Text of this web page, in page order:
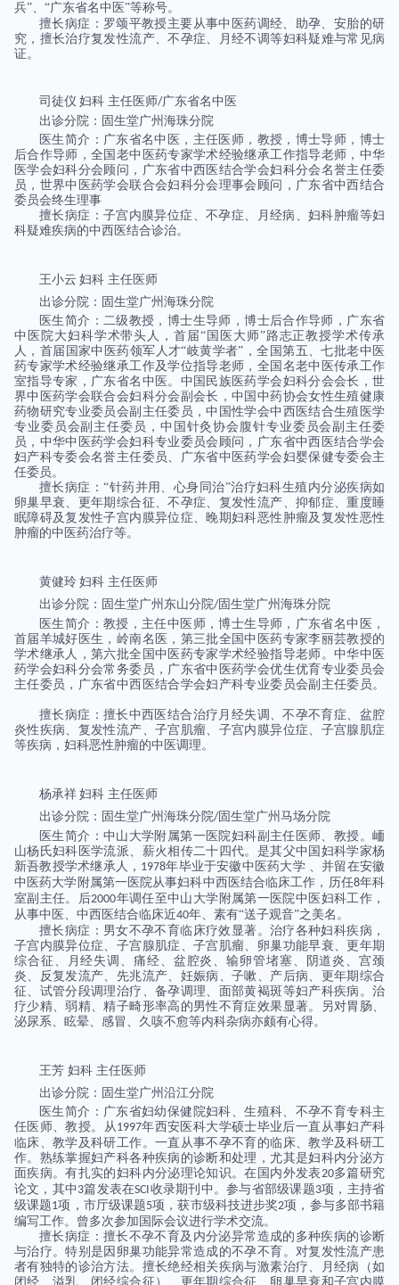
兵”、“广东省名中医”等称号。
擅长病症：罗颂平教授主要从事中医药调经、助孕、安胎的研
究，擅长治疗复发性流产、不孕症、月经不调等妇科疑难与常见病
证。
司徒仪 妇科 主任医师/广东省名中医
出诊分院：固生堂广州海珠分院
医生简介：广东省名中医，主任医师，教授，博士导师，博士
后合作导师，全国老中医药专家学术经验继承工作指导老师，中华
医学会妇科分会顾问，广东省中西医结合学会妇科分会名誉主任委
员，世界中医药学会联合会妇科分会理事会顾问，广东省中西结合
委员会终生理事
擅长病症：子宫内膜异位症、不孕症、月经病、妇科肿瘤等妇
科疑难疾病的中西医结合诊治。
王小云 妇科 主任医师
出诊分院：固生堂广州海珠分院
医生简介：二级教授，博士生导师，博士后合作导师，广东省
中医院大妇科学术带头人，首届“国医大师”路志正教授学术传承
人，首届国家中医药领军人才“岐黄学者”，全国第五、七批老中医
药专家学术经验继承工作及学位指导老师，全国名老中医传承工作
室指导专家，广东省名中医。中国民族医药学会妇科分会会长，世
界中医药学会联合会妇科分会副会长，中国中药协会女性生殖健康
药物研究专业委员会副主任委员，中国性学会中西医结合生殖医学
专业委员会副主任委员，中国针灸协会腹针专业委员会副主任委
员，中华中医药学会妇科专业委员会顾问，广东省中西医结合学会
妇产科专委会名誉主任委员、广东省中医药学会妇婴保健专委会主
任委员。
擅长病症：“针药并用、心身同治”治疗妇科生殖内分泌疾病如
卵巢早衰、更年期综合征、不孕症、复发性流产、抑郁症、重度睡
眠障碍及复发性子宫内膜异位症、晚期妇科恶性肿瘤及复发性恶性
肿瘤的中医药治疗等。
黄健玲 妇科 主任医师
出诊分院：固生堂广州东山分院/固生堂广州海珠分院
医生简介：教授，主任中医师，博士生导师，广东省名中医，
首届羊城好医生，岭南名医，第三批全国中医药专家李丽芸教授的
学术继承人，第六批全国中医药专家学术经验指导老师。中华中医
药学会妇科分会常务委员，广东省中医药学会优生优育专业委员会
主任委员，广东省中西医结合学会妇产科专业委员会副主任委员。
擅长病症：擅长中西医结合治疗月经失调、不孕不育症、盆腔
炎性疾病、复发性流产、子宫肌瘤、子宫内膜异位症、子宫腺肌症
等疾病，妇科恶性肿瘤的中医调理。
杨承祥 妇科 主任医师
出诊分院：固生堂广州海珠分院/固生堂广州马场分院
医生简介：中山大学附属第一医院妇科副主任医师、教授。峏
山杨氏妇科医学流派、薪火相传二十四代。是其父中国妇科学家杨
新吾教授学术继承人， 1978年毕业于安徽中医药大学 、并留在安徽
中医药大学附属第一医院从事妇科中西医结合临床工作，历任8年科
室副主任。后2000年调任至中山大学附属第一医院中医妇科工作，
从事中医、中西医结合临床近40年、素有“送子观音”之美名。
擅长病症：男女不孕不育临床疗效显著。治疗各种妇科疾病，
子宫内膜异位症、子宫腺肌症、子宫肌瘤、卵巢功能早衰、更年期
综合征、月经失调、痛经、盆腔炎、输卵管堵塞、阴道炎、宫颈
炎、反复发流产、先兆流产、妊娠病、子嗽、产后病、更年期综合
征、试管分段调理治疗、备孕调理、面部黄褐斑等妇产科疾病。治
疗少精、弱精、精子畸形率高的男性不育症效果显著。另对胃肠、
泌尿系、眩晕、感冒、久咳不愈等内科杂病亦颇有心得。
王芳 妇科 主任医师
出诊分院：固生堂广州沿江分院
医生简介：广东省妇幼保健院妇科、生殖科、不孕不育专科主
任医师、教授。从1997年西安医科大学硕士毕业后一直从事妇产科
临床、教学及科研工作。一直从事不孕不育的临床、教学及科研工
作。熟练掌握妇产科各种疾病的诊断和处理，尤其是妇科内分泌方
面疾病。有扎实的妇科内分泌理论知识。在国内外发表20多篇研究
论文，其中 3篇发表在SCI收录期刊中。参与省部级课题3项，主持省
级课题1项，市厅级课题5项，获市级科技进步奖2项，参与多部书籍
编写工作。曾多次参加国际会议进行学术交流。
擅长病症：擅长不孕不育及内分泌异常造成的多种疾病的诊断
与治疗。特别是因卵巢功能异常造成的不孕不育。对复发性流产患
者有独特的诊治方法。擅长绝经相关疾病与激素治疗、月经病（如
闭经、溢乳、闭经综合征）、更年期综合征、卵巢早衰和子宫内膜